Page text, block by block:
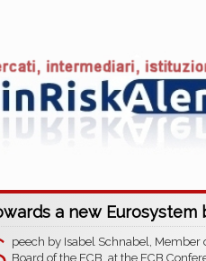
a new Eurosystem
peech by Isabel Schnabel, Member
Board of the ECB, at the ECB